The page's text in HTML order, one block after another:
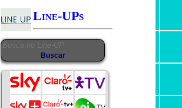
Line-UPs